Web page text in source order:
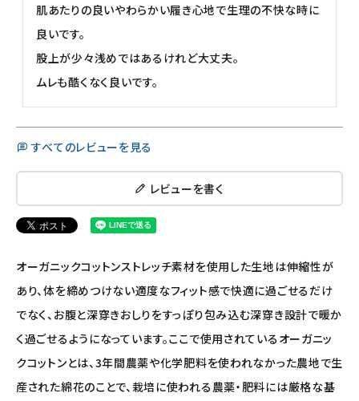
肌あたりの良いやわらかい履き心地で生理の不快な時に
良いです。
股上が少々浅めではあるけれど大丈夫。
ムレも酷くなく良いです。
すべてのレビューを見る
レビューを書く
オーガニックコットンストレッチ素材を使用した生地は伸縮性が
あり、体を締めつけない適度なフィット感で快適に過ごせるだけ
でなく、お腹と深穿きおしりをすっぽり包み込む深穿き設計で暖か
く過ごせるようになっています。ここで使用されているオーガニッ
クコットンとは、3年間農薬や化学肥料を使われなかった農地で生
産された綿花のことで、栽培に使われる農薬・肥料には厳格な基